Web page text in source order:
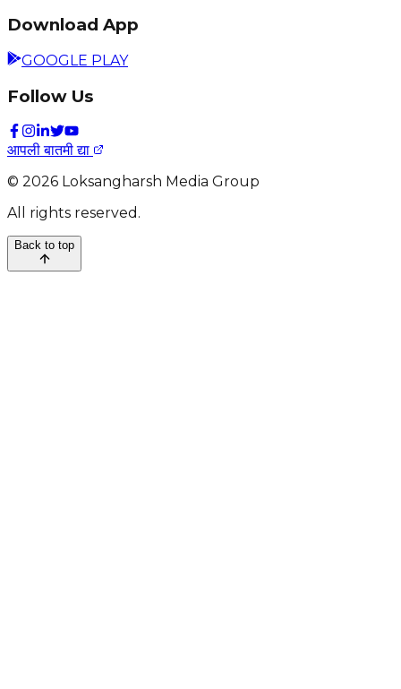
Download App
GOOGLE PLAY
Follow Us
आपली बातमी द्या
© 2026 Loksangharsh Media Group
All rights reserved.
Back to top